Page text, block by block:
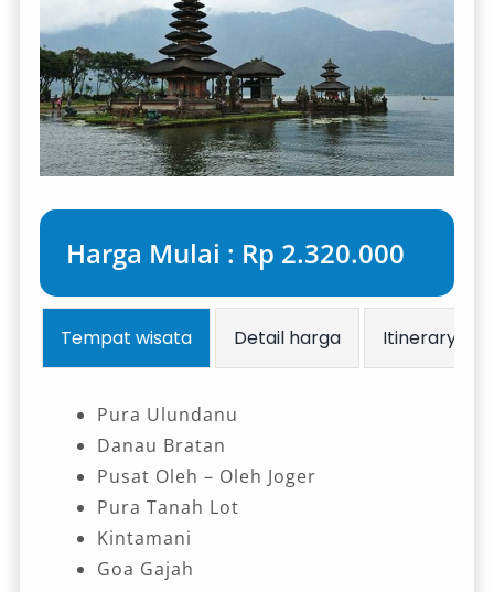
Harga Mulai : Rp 2.320.000
Tempat wisata Detail harga Itinerary
Pura Ulundanu
Danau Bratan
Pusat Oleh – Oleh Joger
Pura Tanah Lot
Kintamani
Goa Gajah